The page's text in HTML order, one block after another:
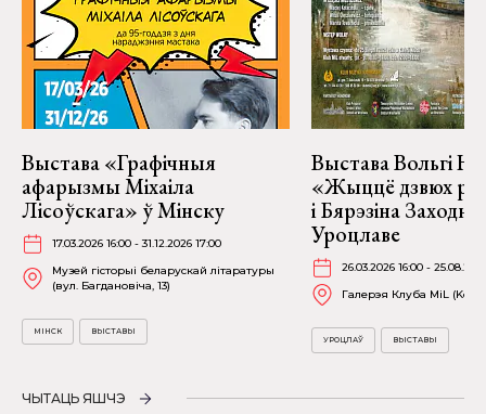
Выстава «Графічныя
афарызмы Міхаіла
Лісоўскага» ў Мінску
17.03.2026 16:00 - 31.12.2026 17:00
Музей гісторыі беларускай літаратуры
(вул. Багдановіча, 13)
МІНСК ВЫСТАВЫ
Выстава Вольгі
«Жыццё дзвюх
і Бярэзіна
Уроцлаве
26.03.2026 16:00 -
Галерэя Клуба MiL
УРОЦЛАЎ ВЫСТАВЫ
ЧЫТАЦЬ ЯШЧЭ